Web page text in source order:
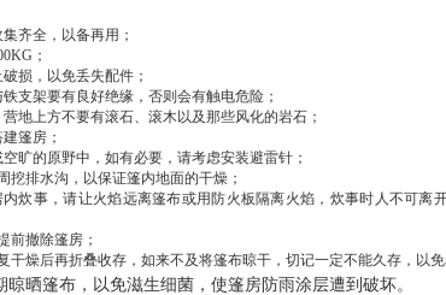
齐全，以备再用；
；
损，以免丢失配件；
支架要有良好绝缘，否则会有触电危险；
地上方不要有滚石、滚木以及那些风化的岩石；
篷房；
旷的原野中，如有必要，请考虑安装避雷针；
排水沟，以保证篷内地面的干燥；
炊事，请让火焰远离篷布或用防火板隔离火焰，炊事时人不可离
前撤除篷房；
燥后再折叠收存，如来不及将篷布晾干，切记一定不能久存，以
晒篷布，以免滋生细菌，使篷房防雨涂层遭到破坏。